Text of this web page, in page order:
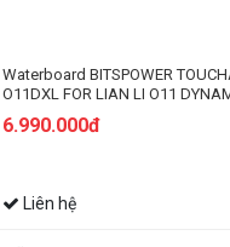
Waterboard BITSPOWER
O11DXL FOR LIAN LI O11
PWM
6.990.000đ
Liên hệ